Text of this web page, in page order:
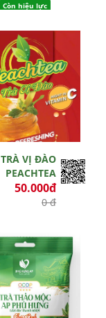
Còn hiệu lực
TRÀ VỊ ĐÀO
PEACHTEA
50.000đ
0 đ